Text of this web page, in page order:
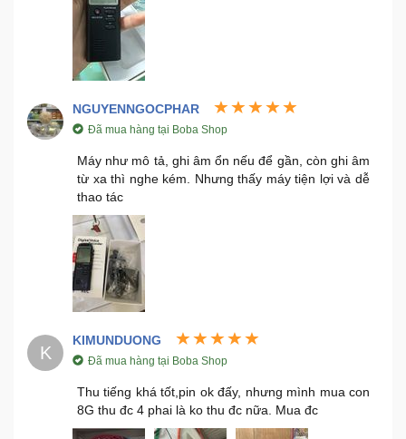
NGUYENNGOCPHAR
Đã mua hàng tại Boba Shop
Máy như mô tả, ghi âm ổn nếu để gần, còn ghi âm
từ xa thì nghe kém. Nhưng thấy máy tiện lợi và dễ
thao tác
K
KIMUNDUONG
Đã mua hàng tại Boba Shop
Thu tiếng khá tốt,pin ok đấy, nhưng mình mua con
8G thu đc 4 phai là ko thu đc nữa. Mua đc